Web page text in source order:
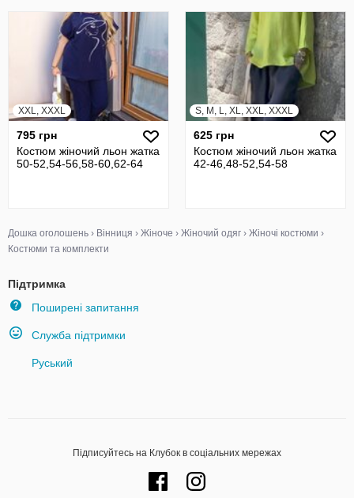
XXL, XXXL
795 грн
Костюм жіночий льон жатка
50-52,54-56,58-60,62-64
S, M, L, XL, XXL, XXXL
625 грн
Костюм жіночий льон жатка
42-46,48-52,54-58
Дошка оголошень › Вінниця › Жіноче › Жіночий одяг › Жіночі костюми ›
Костюми та комплекти
Підтримка
Поширені запитання
Служба підтримки
Руський
Підписуйтесь на Клубок в соціальних мережах